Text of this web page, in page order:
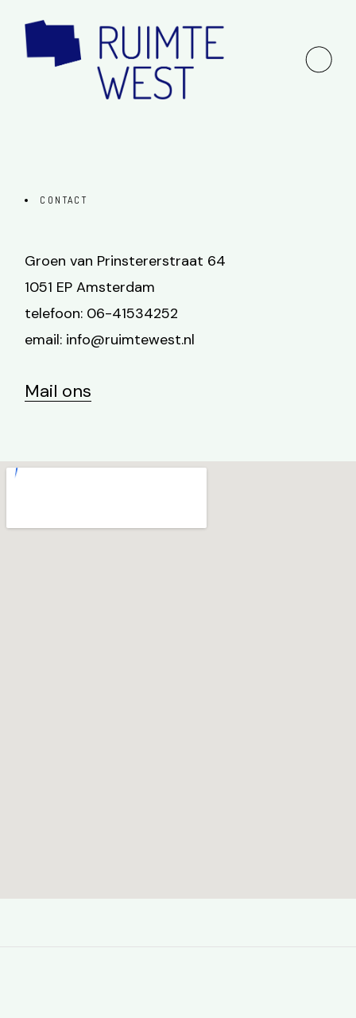
CONTACT
Groen van Prinstererstraat 64
1051 EP Amsterdam
telefoon: 06-41534252
email: info@ruimtewest.nl
Mail ons